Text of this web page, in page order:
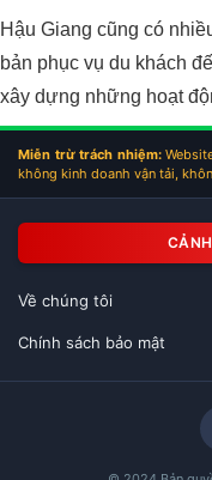
Hậu Giang cũng có
bản phục vụ du khách
xây dựng những hoạt
Miễn trừ trách nhiệm:
không kinh doanh vận tải,
Về chúng tôi
Chính sách bảo mật